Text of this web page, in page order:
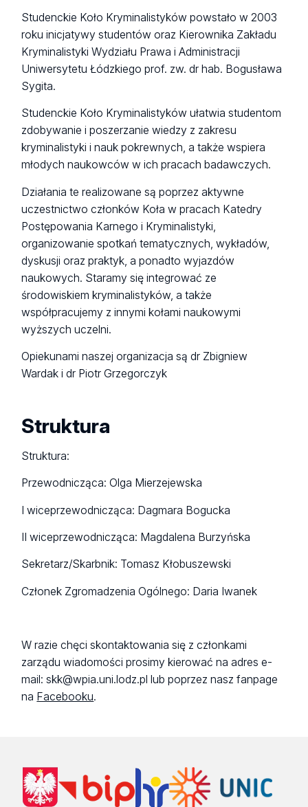
Studenckie Koło Kryminalistyków powstało w 2003
roku inicjatywy studentów oraz Kierownika Zakładu
Kryminalistyki Wydziału Prawa i Administracji
Uniwersytetu Łódzkiego prof. zw. dr hab. Bogusława
Sygita.
Studenckie Koło Kryminalistyków ułatwia studentom
zdobywanie i poszerzanie wiedzy z zakresu
kryminalistyki i nauk pokrewnych, a także wspiera
młodych naukowców w ich pracach badawczych.
Działania te realizowane są poprzez aktywne
uczestnictwo członków Koła w pracach Katedry
Postępowania Karnego i Kryminalistyki,
organizowanie spotkań tematycznych, wykładów,
dyskusji oraz praktyk, a ponadto wyjazdów
naukowych. Staramy się integrować ze
środowiskiem kryminalistyków, a także
współpracujemy z innymi kołami naukowymi
wyższych uczelni.
Opiekunami naszej organizacja są dr Zbigniew
Wardak i dr Piotr Grzegorczyk
Struktura
Struktura:
Przewodnicząca: Olga Mierzejewska
I wiceprzewodnicząca: Dagmara Bogucka
II wiceprzewodnicząca: Magdalena Burzyńska
Sekretarz/Skarbnik: Tomasz Kłobuszewski
Członek Zgromadzenia Ogólnego: Daria Iwanek
W razie chęci skontaktowania się z członkami
zarządu wiadomości prosimy kierować na adres e-
mail: skk@wpia.uni.lodz.pl lub poprzez nasz fanpage
na Facebooku.